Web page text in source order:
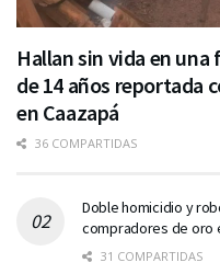
Hallan sin vida en una
de 14 años reportada
en Caazapá
36 COMPARTIDAS
Doble homicidio y
compradores de oro
31 COMPARTIDAS